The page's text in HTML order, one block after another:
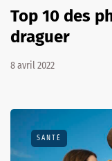
Top 10 des
draguer
8 avril 2022
SANTÉ